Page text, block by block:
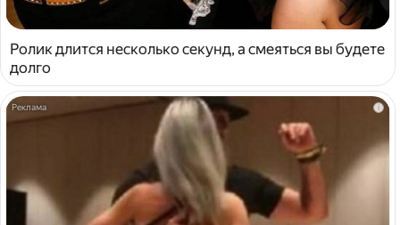
Ролик длится несколько секунд, а смеяться вы будете
долго
i